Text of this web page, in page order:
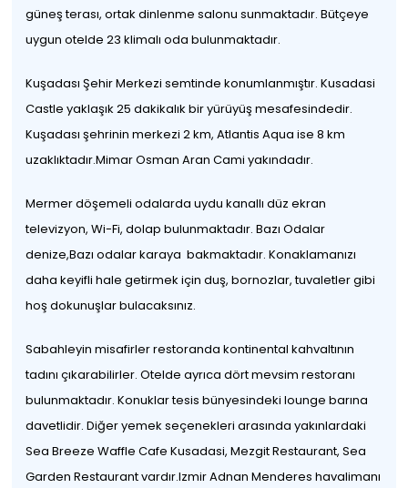
güneş terası, ortak dinlenme salonu sunmaktadır. Bütçeye
uygun otelde 23 klimalı oda bulunmaktadır.
Kuşadası Şehir Merkezi semtinde konumlanmıştır. Kusadasi
Castle yaklaşık 25 dakikalık bir yürüyüş mesafesindedir.
Kuşadası şehrinin merkezi 2 km, Atlantis Aqua ise 8 km
uzaklıktadır.Mimar Osman Aran Cami yakındadır.
Mermer döşemeli odalarda uydu kanallı düz ekran
televizyon, Wi-Fi, dolap bulunmaktadır. Bazı Odalar
denize,Bazı odalar karaya bakmaktadır. Konaklamanızı
daha keyifli hale getirmek için duş, bornozlar, tuvaletler gibi
hoş dokunuşlar bulacaksınız.
Sabahleyin misafirler restoranda kontinental kahvaltının
tadını çıkarabilirler. Otelde ayrıca dört mevsim restoranı
bulunmaktadır. Konuklar tesis bünyesindeki lounge barına
davetlidir. Diğer yemek seçenekleri arasında yakınlardaki
Sea Breeze Waffle Cafe Kusadasi, Mezgit Restaurant, Sea
Garden Restaurant vardır.Izmir Adnan Menderes havalimanı